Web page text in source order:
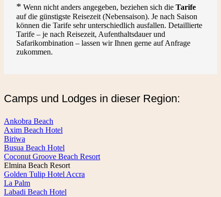
* Wenn nicht anders angegeben, beziehen sich die Tarife
auf die günstigste Reisezeit (Nebensaison). Je nach Saison
können die Tarife sehr unterschiedlich ausfallen. Detaillierte
Tarife – je nach Reisezeit, Aufenthaltsdauer und
Safarikombination – lassen wir Ihnen gerne auf Anfrage
zukommen.
Camps und Lodges in dieser Region:
Ankobra Beach
Axim Beach Hotel
Biriwa
Busua Beach Hotel
Coconut Groove Beach Resort
Elmina Beach Resort
Golden Tulip Hotel Accra
La Palm
Labadi Beach Hotel